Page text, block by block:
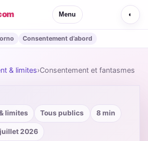
Menu ◐
Consentement d’abord
& limites›Consentement et fantasmes
limites Tous publics 8 min
2026